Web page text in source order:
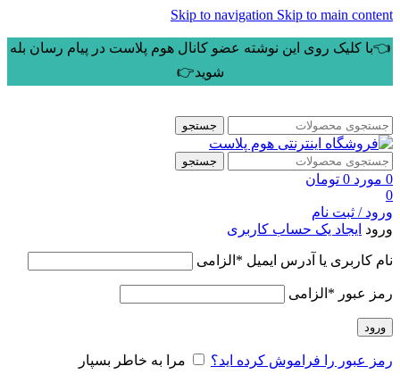
Skip to navigation Skip to main content
👈با کلیک روی این نوشته عضو کانال هوم پلاست در پیام رسان بله
شوید👉
جستجو
جستجو
0 مورد 0 تومان
0
ورود / ثبت نام
ورود ایجاد یک حساب کاربری
نام کاربری یا آدرس ایمیل * الزامی
رمز عبور * الزامی
ورود
رمز عبور را فراموش کرده اید؟ مرا به خاطر بسپار